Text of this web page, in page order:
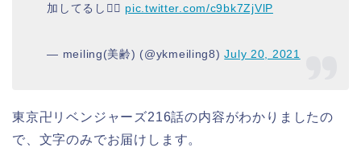
加してるし❤️‍🔥 pic.twitter.com/c9bk7ZjVlP
— meiling(美齢) (@ykmeiling8)July 20, 2021
東京卍リベンジャーズ216話の内容がわかりましたの
で、文字のみでお届けします。